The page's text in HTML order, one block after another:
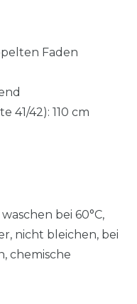
Faden
41/42): 110 cm
bei 60°C,
nicht bleichen, bei
chemische